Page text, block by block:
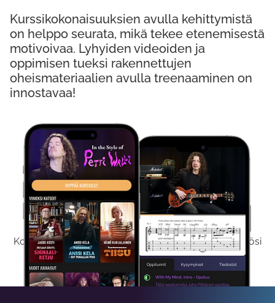
Kokeile Ilmaiseksi
Kokeilemalla ilmaiseksi saat koko sisältömme käyttöösi
viikon ajaksi.
Kurssikokonaisuuksien avulla kehittymistä
on helppo seurata, mikä tekee etenemisestä
motivoivaa. Lyhyiden videoiden ja
oppimisen tueksi rakennettujen
oheismateriaalien avulla treenaaminen on
innostavaa!